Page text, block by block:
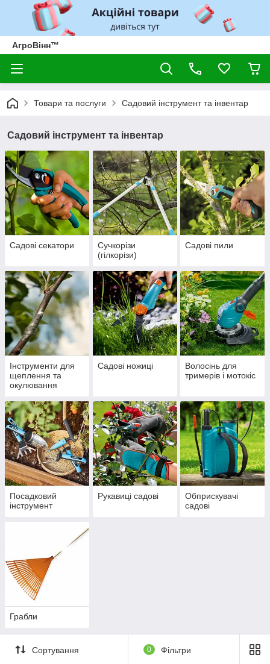
АгроВінн™
Товари та послуги Садовий інструмент та інвентар
Садовий інструмент та інвентар
Садові секатори
Сучкорізи
(гілкорізи)
Садові пили
Інструменти для
щеплення та
окулювання
Садові ножиці
Волосінь для
тримерів і мотокіс
Посадковий
інструмент
Рукавиці садові
Обприскувачі
садові
Грабли
Сортування 0 Фільтри